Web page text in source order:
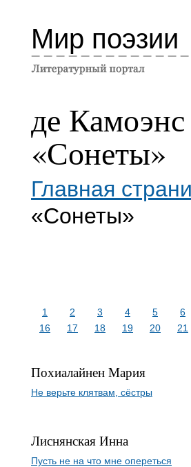
Мир поэзии
де
«Сонеты»
Главная
«Сонеты»
1 2 3 4 5 6
16
17 18 19 20 21
Похиалайнен Мария
Не верьте клятвам, сёстры
Лиснянская Инна
Пусть не на что мне опереться